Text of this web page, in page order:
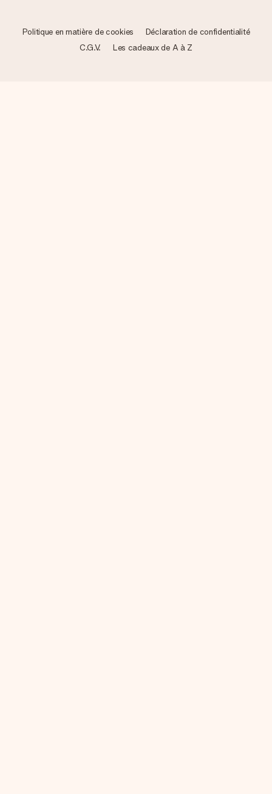
Politique en matière de cookies
Déclaration de confidentialité
C.G.V.
Les cadeaux de A à Z